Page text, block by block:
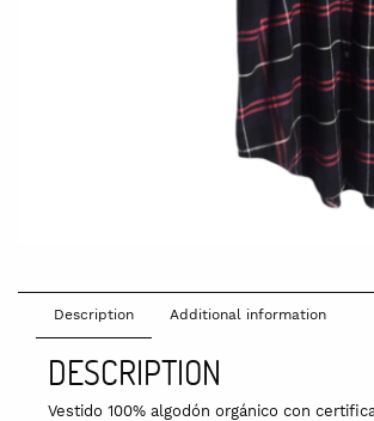
Description Additional information
DESCRIPTION
Vestido 100% algodón orgánico con